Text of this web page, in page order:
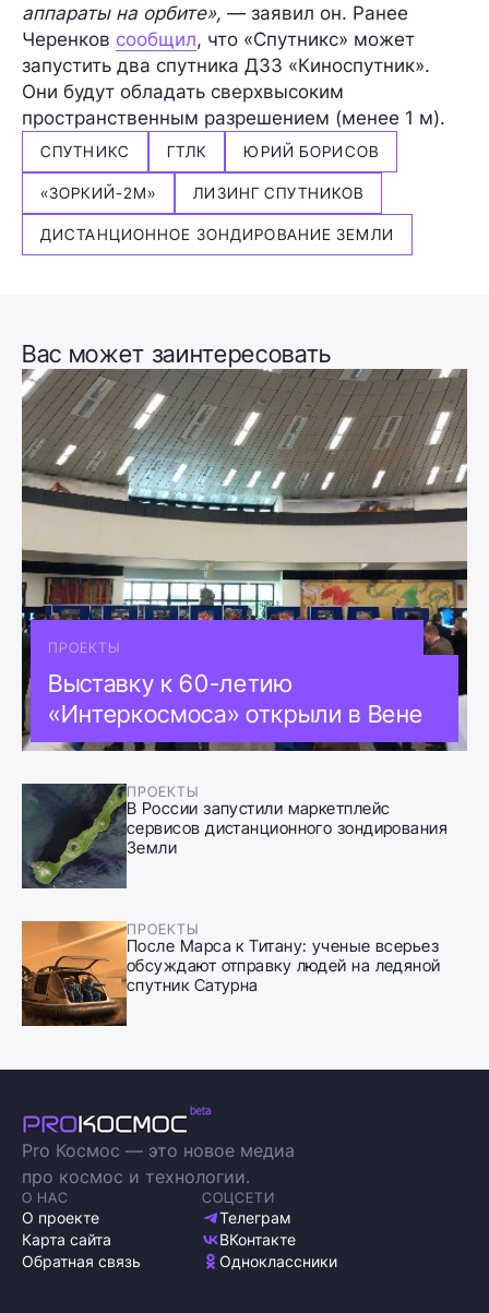
аппараты на орбите», — заявил он. Ранее
Черенков сообщил, что «Спутникс» может
запустить два спутника ДЗЗ «Киноспутник».
Они будут обладать сверхвысоким
пространственным разрешением (менее 1 м).
СПУТНИКС ГТЛК ЮРИЙ БОРИСОВ
«ЗОРКИЙ-2М» ЛИЗИНГ СПУТНИКОВ
ДИСТАНЦИОННОЕ ЗОНДИРОВАНИЕ ЗЕМЛИ
Вас может заинтересовать
ПРОЕКТЫ
Выставку к 60-летию
«Интеркосмоса» открыли в Вене
ПРОЕКТЫ
В России запустили маркетплейс
сервисов дистанционного зондирования
Земли
ПРОЕКТЫ
После Марса к Титану: ученые всерьез
обсуждают отправку людей на ледяной
спутник Сатурна
Pro Космос — это новое медиа
про космос и технологии.
О НАС
О проекте
Карта сайта
Обратная связь
СОЦСЕТИ
Телеграм
ВКонтакте
Одноклассники